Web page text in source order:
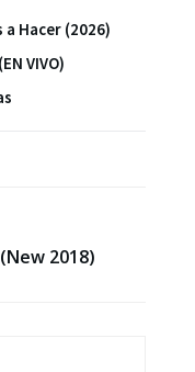
a Hacer (2026)
VIVO)
2018)